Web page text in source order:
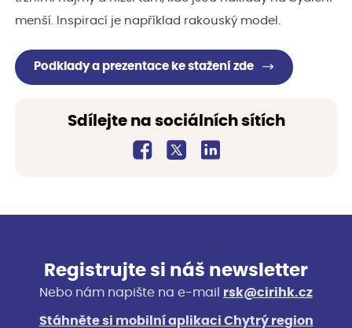
menší. Inspirací je například rakouský model.
Podklady a prezentace ke stažení zde
Sdílejte na sociálních sítích
Registrujte si náš newsletter
Nebo nám napište na e-mail rsk@cirihk.cz
Stáhněte si mobilní aplikaci Chytrý region